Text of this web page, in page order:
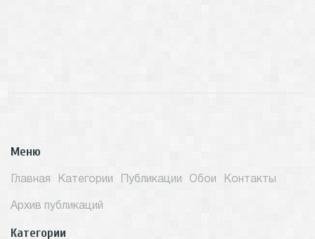
Меню
Главная Категории Публикации Обои Контакты
Архив публикаций
Категории